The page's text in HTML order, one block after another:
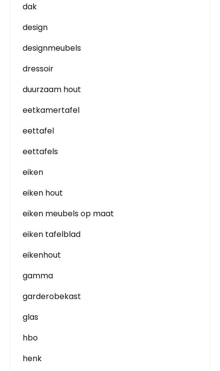
dak
design
designmeubels
dressoir
duurzaam hout
eetkamertafel
eettafel
eettafels
eiken
eiken hout
eiken meubels op maat
eiken tafelblad
eikenhout
gamma
garderobekast
glas
hbo
henk